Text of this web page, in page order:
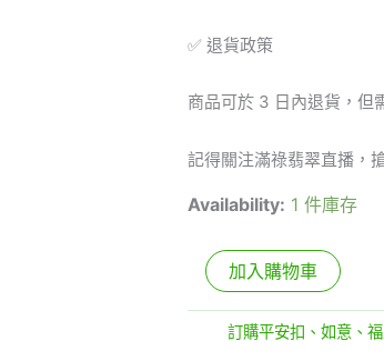
✅ 退貨政策
商品可於 3 日內退貨，但
記得關注滿祿翡翠直播，
Availability: 1 件庫存
加入購物車
分類:訂購平安扣、如意、